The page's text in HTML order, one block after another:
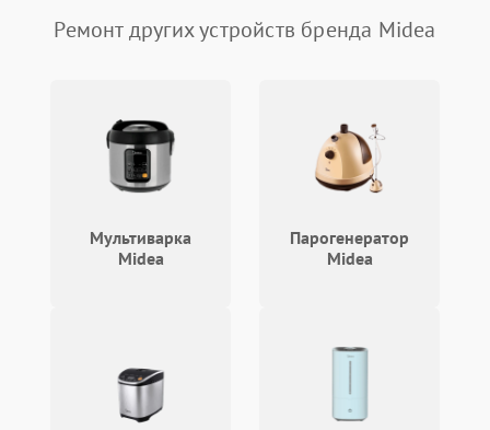
Ремонт других устройств бренда Midea
Мультиварка
Midea
Парогенератор
Midea